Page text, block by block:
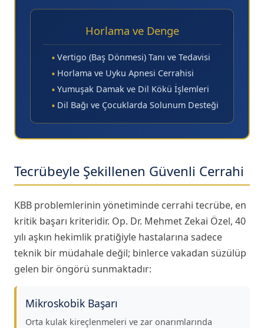
Horlama ve Denge
▪ Vertigo (Baş Dönmesi) Tanı ve Tedavisi
▪ Horlama ve Uyku Apnesi Cerrahisi
▪ Yumuşak Damak ve Dil Kökü İşlemleri
▪ Dil Bağı ve Çocuklarda Solunum Desteği
Tecrübeyle Şekillenen Güvenli Cerrahi
KBB problemlerinin yönetiminde cerrahi tecrübe, en
kritik başarı kriteridir. Op. Dr. Mehmet Zekai Özel, 40
yılı aşkın hekimlik pratiğiyle hastalarına sadece
teknik bir müdahale değil; binlerce vakadan süzülüp
gelen bir öngörü sunmaktadır:
Mikroskobik Başarı
Orta kulak kireçlenmeleri ve zar onarımlarında